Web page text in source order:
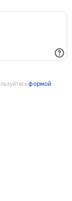
формой